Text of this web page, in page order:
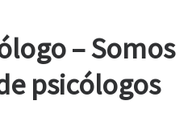
– Somos
psicólogos